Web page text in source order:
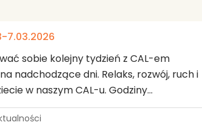
7.03.2026
sobie kolejny tydzień z CAL-em
nadchodzące dni. Relaks, rozwój, ruch i
w naszym CAL-u. Godziny…